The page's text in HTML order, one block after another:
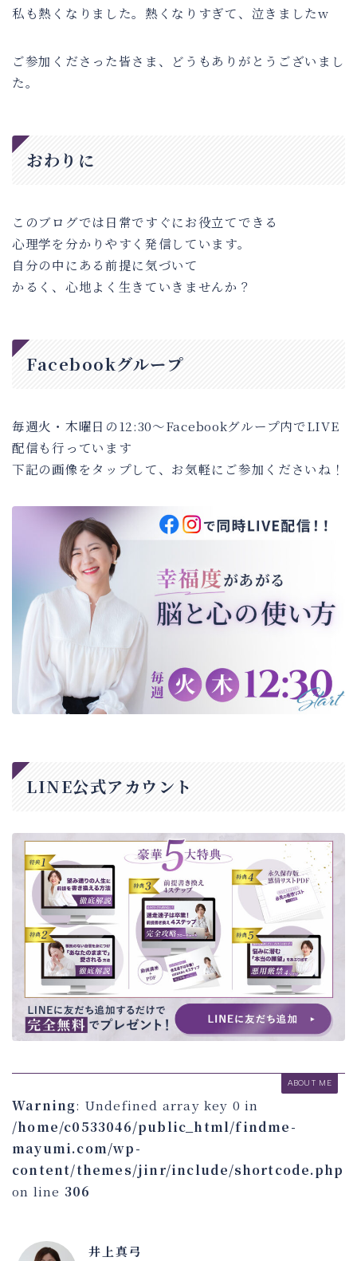
私も熱くなりました。熱くなりすぎて、泣きましたw
ご参加くださった皆さま、どうもありがとうございまし
た。
おわりに
このブログでは日常ですぐにお役立てできる
心理学を分かりやすく発信しています。
自分の中にある前提に気づいて
かるく、心地よく生きていきませんか？
Facebookグループ
毎週火・木曜日の12:30～Facebookグループ内でLIVE
配信も行っています
下記の画像をタップして、お気軽にご参加くださいね！
LINE公式アカウント
ABOUT ME
Warning: Undefined array key 0 in
/home/c0533046/public_html/findme-
mayumi.com/wp-
content/themes/jinr/include/shortcode.php
on line 306
井上真弓